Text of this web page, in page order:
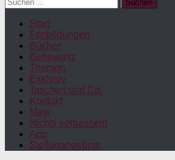
nach:
Start
Fortbildungen
Bücher
Betreuung
Themen
Exklusiv
Taschen und Co.
Kontakt
Maw
Nichts verpassen!
App
Stellenangebote